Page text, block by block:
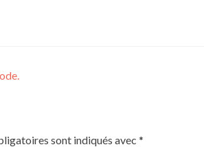
sont indiqués avec *